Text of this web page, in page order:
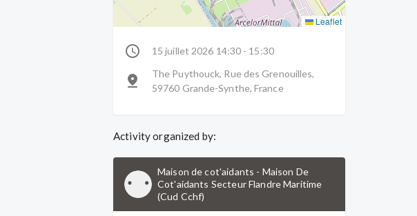
Leaflet
15 juillet 2026 14:30 - 15:30
The Puythouck, Rue des Grenouilles,
59760 Grande-Synthe, France
Activity organized by:
Maison de cot'aidants - Maison De
Cot'aidants Secteur Flandre Maritime
(Cud Cchf)